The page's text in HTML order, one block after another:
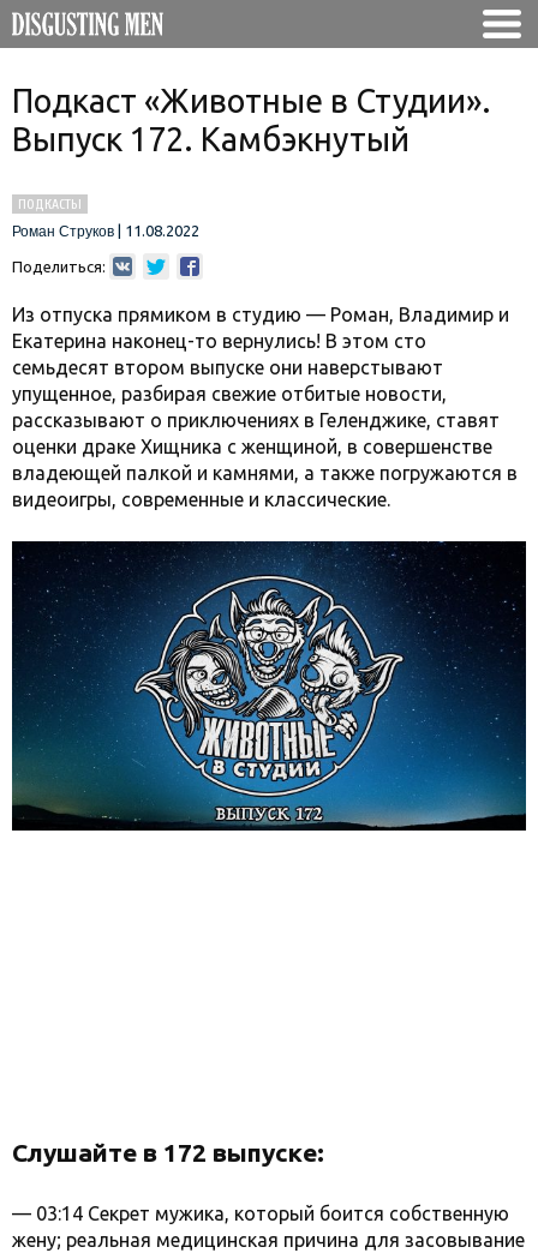
Подкаст «Животные в Студии».
Выпуск 172. Камбэкнутый
ПОДКАСТЫ
Роман Струков
11.08.2022
Поделиться:
Из отпуска прямиком в студию — Роман, Владимир и
Екатерина наконец-то вернулись! В этом сто
семьдесят втором выпуске они наверстывают
упущенное, разбирая свежие отбитые новости,
рассказывают о приключениях в Геленджике, ставят
оценки драке Хищника с женщиной, в совершенстве
владеющей палкой и камнями, а также погружаются в
видеоигры, современные и классические.
Слушайте в 172 выпуске:
— 03:14 Секрет мужика, который боится собственную
жену; реальная медицинская причина для засовывание